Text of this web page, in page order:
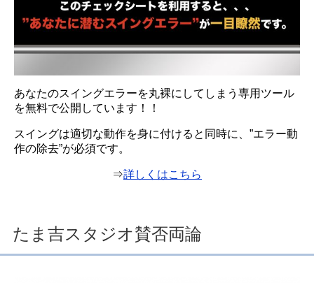
あなたのスイングエラーを丸裸にしてしまう専用ツール
を無料で公開しています！！
スイングは適切な動作を身に付けると同時に、”エラー動
作の除去”が必須です。
⇒詳しくはこちら
たま吉スタジオ賛否両論